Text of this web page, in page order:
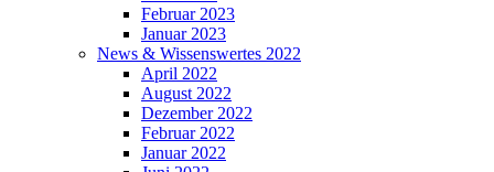
Februar 2023
Januar 2023
News & Wissenswertes 2022
April 2022
August 2022
Dezember 2022
Februar 2022
Januar 2022